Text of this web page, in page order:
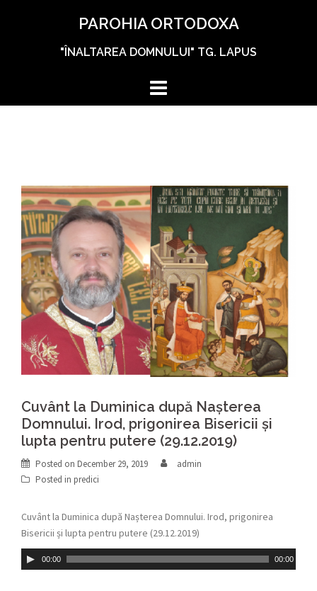
PAROHIA ORTODOXA
"ÎNALTAREA DOMNULUI" TG. LAPUS
Cuvânt la Duminica după Nașterea
Domnului. Irod, prigonirea Bisericii și
lupta pentru putere (29.12.2019)
Posted on December 29, 2019
admin
Posted in predici
Cuvânt la Duminica după Nașterea Domnului. Irod, prigonirea
Bisericii și lupta pentru putere (29.12.2019)
Audio
Player
00:00 00:00